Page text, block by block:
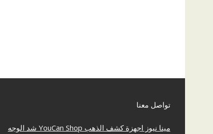
تواصل معنا
مينا نيوز اجهزة كشف الذهب YouCan Shop شد الوجه